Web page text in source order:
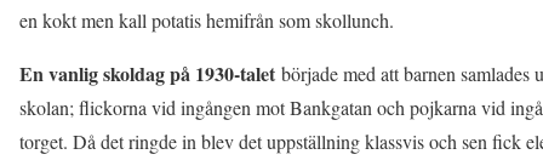
en kokt men kall potatis hemifrån som skollunch.
En vanlig skoldag på 1930-talet började med att barnen samlades
skolan; flickorna vid ingången mot Bankgatan och pojkarna vid
torget. Då det ringde in blev det uppställning klassvis och sen fick